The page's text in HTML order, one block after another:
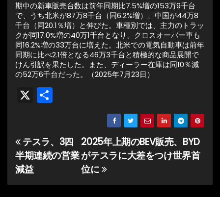
期中の新車販売台数は前年同期比7.5%増の153万9千台
で、うち北米が87万8千台（同6.2%増）、中国が44万8
千台（同20.1％増）と伸びた。車種別では、主力のトラッ
クが同17.0%増の40万1千台となり、クロスオーバー車も
同16.2%増の33万台に増えた。北米での電気自動車は前年
同期に比べ2.1倍となる46万3千台と積極的な商品展開で
けん引訳を果たした。また、ディーラー在庫は同10％減
の52万6千台だった。（2025年7月23日）
X
投
稿
ナ
2025年上期のBEV販売、BYD
がテスラに大差をつけ世界首
位に
テスラ、3四
半期連続の営業
減益